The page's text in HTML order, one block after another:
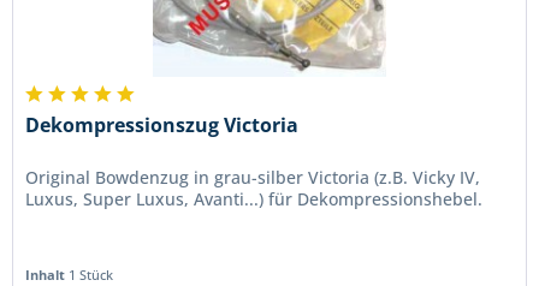
Dekompressionszug Victoria
Original Bowdenzug in grau-silber Victoria (z.B. Vicky IV,
Luxus, Super Luxus, Avanti...) für Dekompressionshebel.
Inhalt 1 Stück